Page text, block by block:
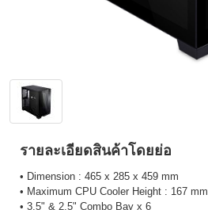
รายละเอียดสินค้าโดยย่อ
• Dimension : 465 x 285 x 459 mm
• Maximum CPU Cooler Height : 167 mm
• 3.5" & 2.5" Combo Bay x 6